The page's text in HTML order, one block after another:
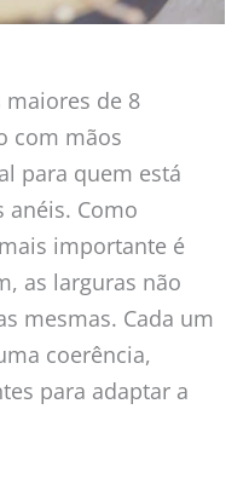
maiores de 8
com mãos
para quem está
anéis. Como
importante é
as larguras não
mesmas. Cada um
coerência,
para adaptar a